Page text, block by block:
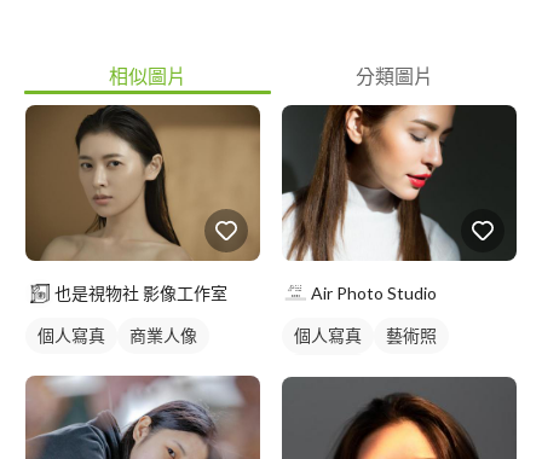
相似圖片 分類圖片
也是視物社 影像工作室
個人寫真 商業人像
Air Photo Studio
個人寫真
藝術照